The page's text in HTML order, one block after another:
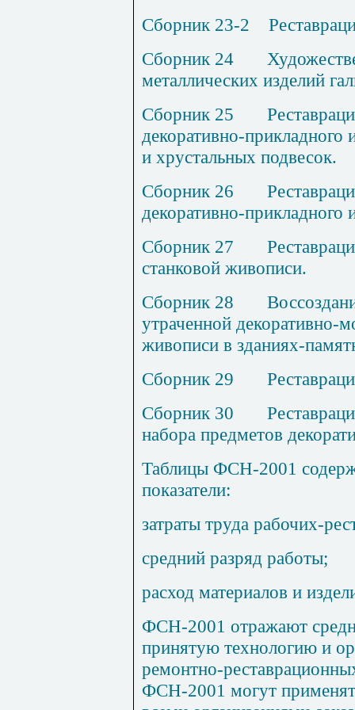
Сборник 23-2
Сборник 24
металлических изделий
Сборник 25
декоративно-прикладного
и хрустальных подвесок.
Сборник 26
декоративно-прикладного
Сборник 27
станковой живописи.
Сборник 28
утраченной декоративно-
живописи в зданиях-
Сборник 29
Сборник 30
набора предметов
Таблицы ФСН-2001
показатели:
затраты труда рабочих-
средний разряд работы;
расход материалов и
ФСН-2001 отражают
принятую технологию и
ремонтно-
ФСН-2001 могут